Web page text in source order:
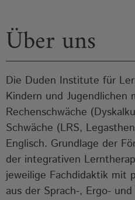
Über uns
Die Duden Institute für
Kindern und Jugendlichen
Rechenschwäche
Schwäche (LRS,
Englisch. Grundlage der
der integrativen
jeweilige Fachdidaktik mit
aus der Sprach-, Ergo-